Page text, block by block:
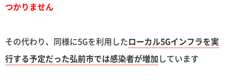
つかりません
その代わり、同様に5Gを利用したローカル5Gインフラを実
行する予定だった弘前市では感染者が増加しています